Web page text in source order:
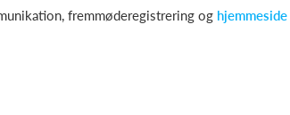
fremmøderegistrering og hjemmeside